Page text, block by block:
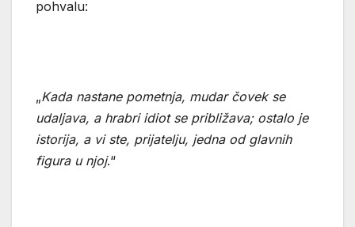
pohvalu:
„Kada nastane pometnja, mudar čovek se
udaljava, a hrabri idiot se približava; ostalo je
istorija, a vi ste, prijatelju, jedna od glavnih
figura u njoj.“